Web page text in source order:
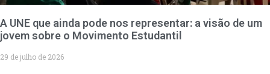
A UNE que ainda pode nos representar: a visão de um
jovem sobre o Movimento Estudantil
29 de julho de 2026